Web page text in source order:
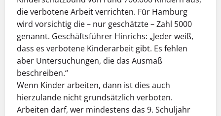
die verbotene Arbeit verrichten. Für Hamburg
wird vorsichtig die – nur geschätzte – Zahl 5000
genannt. Geschäftsführer Hinrichs: „Jeder weiß,
dass es verbotene Kinderarbeit gibt. Es fehlen
aber Untersuchungen, die das Ausmaß
beschreiben.“
Wenn Kinder arbeiten, dann ist dies auch
hierzulande nicht grundsätzlich verboten.
Arbeiten darf, wer mindestens das 9. Schuljahr